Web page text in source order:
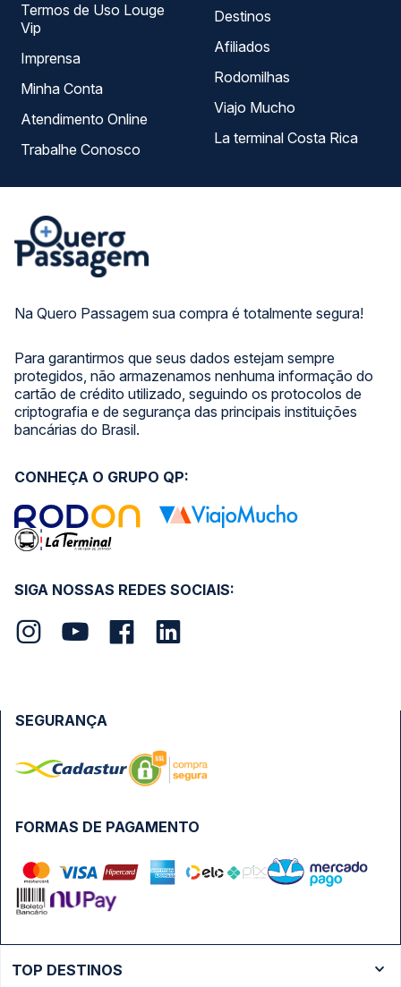
Na Quero Passagem sua compra é totalmente segura!
Para garantirmos que seus dados estejam sempre
protegidos, não armazenamos nenhuma informação do
cartão de crédito utilizado, seguindo os protocolos de
criptografia e de segurança das principais instituições
bancárias do Brasil.
Termos de Uso Louge
Vip
Imprensa
Minha Conta
Atendimento Online
Trabalhe Conosco
Destinos
Afiliados
Rodomilhas
Viajo Mucho
La terminal Costa Rica
SIGA NOSSAS REDES SOCIAIS:
CONHEÇA O GRUPO QP:
FORMAS DE PAGAMENTO
SEGURANÇA
TOP DESTINOS